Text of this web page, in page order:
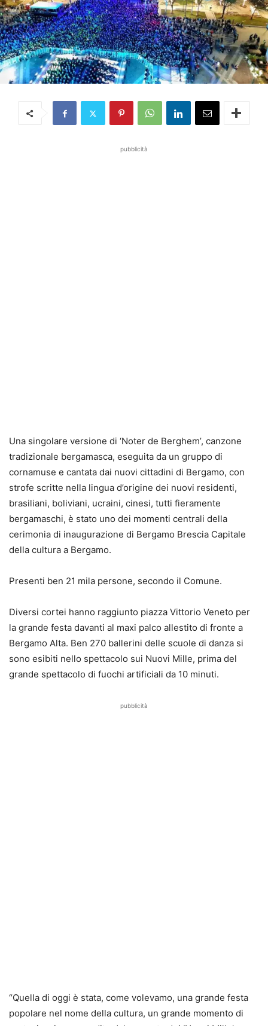
pubblicità
Una singolare versione di ‘Noter de Berghem’, canzone
tradizionale bergamasca, eseguita da un gruppo di
cornamuse e cantata dai nuovi cittadini di Bergamo, con
strofe scritte nella lingua d’origine dei nuovi residenti,
brasiliani, boliviani, ucraini, cinesi, tutti fieramente
bergamaschi, è stato uno dei momenti centrali della
cerimonia di inaugurazione di Bergamo Brescia Capitale
della cultura a Bergamo.
Presenti ben 21 mila persone, secondo il Comune.
Diversi cortei hanno raggiunto piazza Vittorio Veneto per
la grande festa davanti al maxi palco allestito di fronte a
Bergamo Alta. Ben 270 ballerini delle scuole di danza si
sono esibiti nello spettacolo sui Nuovi Mille, prima del
grande spettacolo di fuochi artificiali da 10 minuti.
pubblicità
“Quella di oggi è stata, come volevamo, una grande festa
popolare nel nome della cultura, un grande momento di